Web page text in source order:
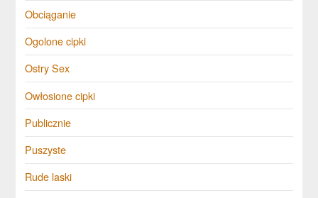
Obciąganie
Ogolone cipki
Ostry Sex
Owłosione cipki
Publicznie
Puszyste
Rude laski